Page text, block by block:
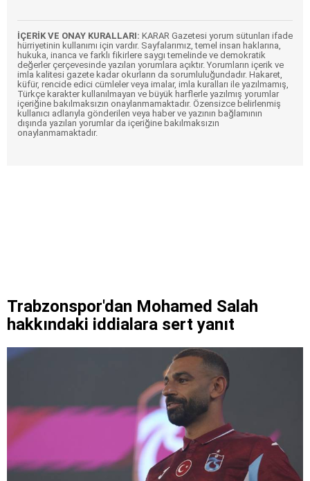
İÇERİK VE ONAY KURALLARI: KARAR Gazetesi yorum sütunları ifade
hürriyetinin kullanımı için vardır. Sayfalarımız, temel insan haklarına,
hukuka, inanca ve farklı fikirlere saygı temelinde ve demokratik
değerler çerçevesinde yazılan yorumlara açıktır. Yorumların içerik ve
imla kalitesi gazete kadar okurların da sorumluluğundadır. Hakaret,
küfür, rencide edici cümleler veya imalar, imla kuralları ile yazılmamış,
Türkçe karakter kullanılmayan ve büyük harflerle yazılmış yorumlar
içeriğine bakılmaksızın onaylanmamaktadır. Özensizce belirlenmiş
kullanıcı adlarıyla gönderilen veya haber ve yazının bağlamının
dışında yazılan yorumlar da içeriğine bakılmaksızın
onaylanmamaktadır.
Trabzonspor'dan Mohamed Salah
hakkındaki iddialara sert yanıt